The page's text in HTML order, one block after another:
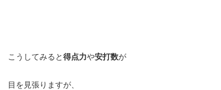
こうしてみると得点力や安打数が
目を見張りますが、